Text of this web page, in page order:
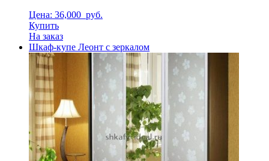
Цена: 36,000 руб.
Купить
На заказ
Шкаф-купе Леонт с зеркалом